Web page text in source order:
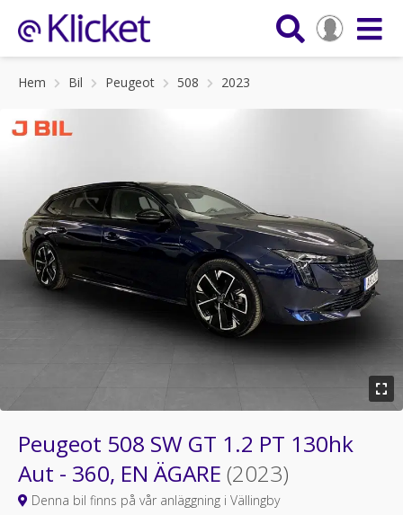
Hem Bil Peugeot 508 2023
Peugeot 508 SW GT 1.2 PT 130hk
Aut - 360, EN ÄGARE (2023)
Denna bil finns på vår anläggning i Vällingby